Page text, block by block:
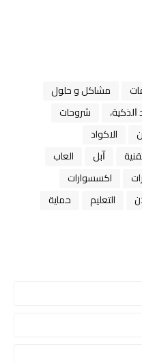
مشاكل و حلول
ﺍﻟﺬﻛﻴﺔ،
شروحات
الاكواد
ﺁﺑﻞ
العاب
اكسسوارات
التعليم
حماية